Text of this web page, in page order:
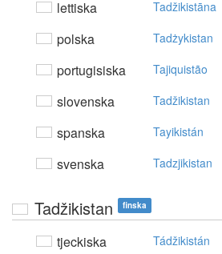
lettiska Tadžikistāna
polska Tadżykistan
portugisiska Tajiquistão
slovenska Tadžikistan
spanska Tayikistán
svenska Tadzjikistan
Tadžikistan finska
tjeckiska Tádžikistán